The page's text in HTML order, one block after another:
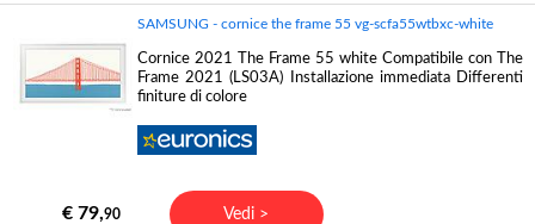
SAMSUNG - cornice the frame 55 vg-scfa55wtbxc-white
Cornice 2021 The Frame 55 white Compatibile con The
Frame 2021 (LS03A) Installazione immediata Differenti
finiture di colore
€ 79,90 Vedi >